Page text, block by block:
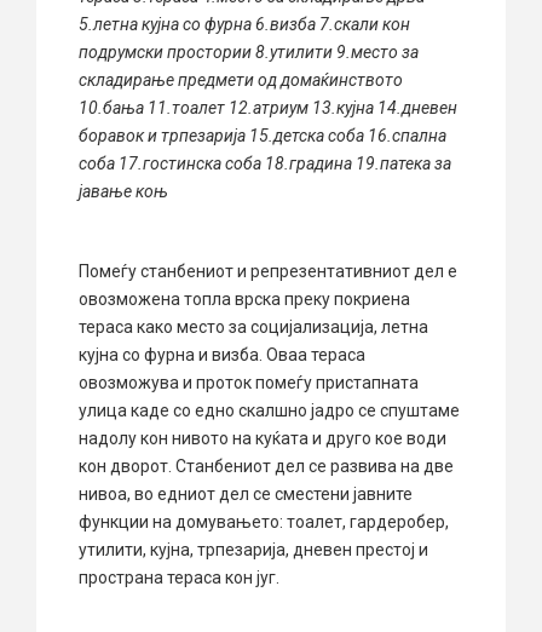
5.летна кујна со фурна 6.визба 7.скали кон
подрумски простории 8.утилити 9.место за
складирање предмети од домаќинството
10.бања 11.тоалет 12.атриум 13.кујна 14.дневен
боравок и трпезарија 15.детска соба 16.спална
соба 17.гостинска соба 18.градина 19.патека за
јавање коњ
Помеѓу станбениот и репрезентативниот дел е
овозможена топла врска преку покриена
тераса како место за социјализација, летна
кујна со фурна и визба. Оваа тераса
овозможува и проток помеѓу пристапната
улица каде со едно скалшно јадро се спуштаме
надолу кон нивото на куќата и друго кое води
кон дворот. Станбениот дел се развива на две
нивоа, во едниот дел се сместени јавните
функции на домувањето: тоалет, гардеробер,
утилити, кујна, трпезарија, дневен престој и
пространа тераса кон југ.